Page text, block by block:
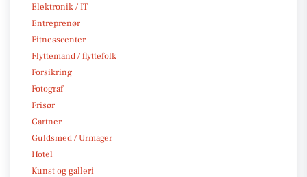
Elektronik / IT
Entreprenør
Fitnesscenter
Flyttemand / flyttefolk
Forsikring
Fotograf
Frisør
Gartner
Guldsmed / Urmager
Hotel
Kunst og galleri